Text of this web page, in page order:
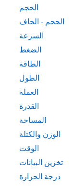
الحجم
الحجم - الجاف
السرعة
الضغط
الطاقة
الطول
العملة
القدرة
المساحة
الوزن والكتلة
الوقت
تخزين البيانات
درجة الحرارة